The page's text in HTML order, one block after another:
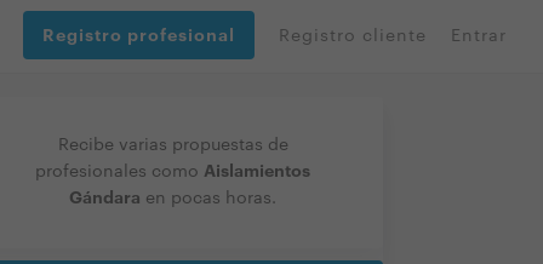
Registro profesional Registro cliente Entrar
Recibe varias propuestas de
profesionales como Aislamientos
Gándara en pocas horas.